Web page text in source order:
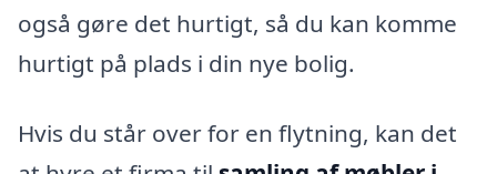
også gøre det hurtigt, så du kan komme
hurtigt på plads i din nye bolig.
Hvis du står over for en flytning, kan det